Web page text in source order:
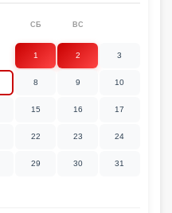
СБ ВС
1 2 3
8 9 10
15 16 17
22 23 24
29 30 31